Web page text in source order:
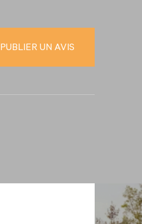
PUBLIER UN AVIS